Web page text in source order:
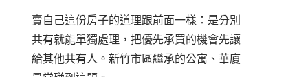
賣自己這份房子的道理跟前面一樣：是分別
共有就能單獨處理，把優先承買的機會先讓
給其他共有人。新竹市區繼承的公寓、華廈